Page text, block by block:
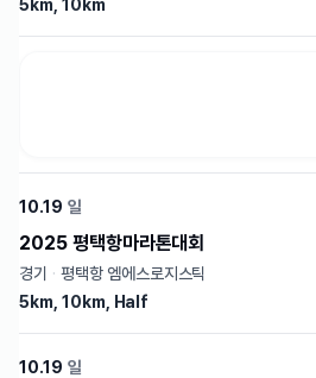
5km, 10km
10.19 일
2025 평택항마라톤대회
경기 · 평택항 엠에스로지스틱
5km, 10km, Half
10.19 일